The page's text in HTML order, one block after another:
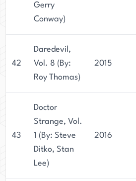
Gerry
Conway)
42
Daredevil,
Vol. 8 (By:
Roy Thomas)
2015
43
Doctor
Strange, Vol.
1 (By: Steve
Ditko, Stan
Lee)
2016